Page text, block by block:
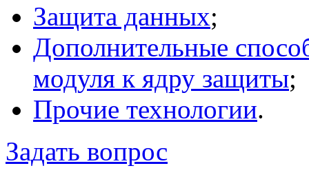
Защита данных;
Дополнительные
модуля к ядру защиты;
Прочие технологии.
Задать вопрос